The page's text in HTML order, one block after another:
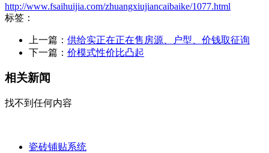
http://www.fsaihuijia.com/zhuangxiujiancaibaike/1077.html
标签：
上一篇： 供给实正在正在售房源、户型、价钱取征询
下一篇： 价模式性价比凸起
相关新闻
找不到任何内容
瓷砖铺贴系统